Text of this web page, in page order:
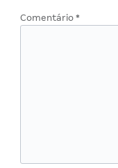
Comentário *